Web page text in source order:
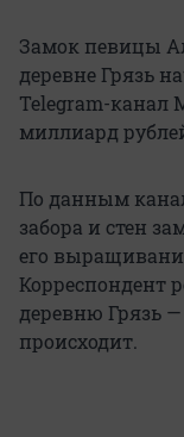
Замок певицы
деревне Грязь
Telegram-канал
миллиард
По данным
забора и стен
его
Корреспондент
деревню Грязь
происходит.